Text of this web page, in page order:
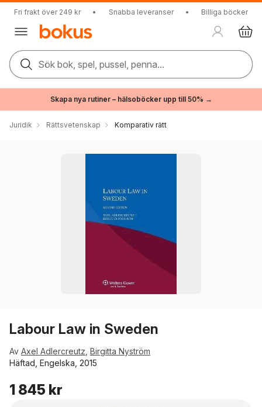
Fri frakt över 249 kr • Snabba leveranser • Billiga böcker
Sök bok, spel, pussel, penna...
Skapa nya rutiner – hälsoböcker upp till 50% →
Juridik Rättsvetenskap Komparativ rätt
Labour Law in Sweden
Av Axel Adlercreutz Birgitta Nyström
Häftad, Engelska, 2015
1 845 kr